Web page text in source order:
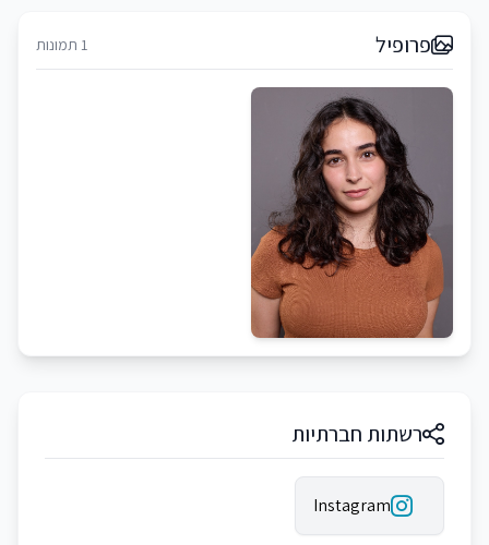
פרופיל 1 תמונות
רשתות חברתיות
Instagram